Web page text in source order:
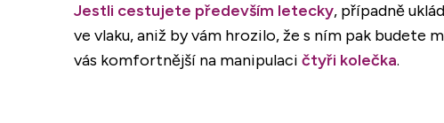
Jestli cestujete především letecky, případně
ve vlaku, aniž by vám hrozilo, že s ním pak budete
vás komfortnější na manipulaci čtyři kolečka.